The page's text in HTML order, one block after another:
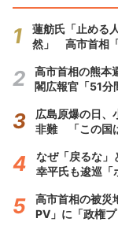
蓮舫氏「止める
然」 高市首相
高市首相の熊本
閣広報官「51分
広島原爆の日、
非難 「この国
なぜ「戻るな
幸平氏も逡巡「
高市首相の被
PV」に「政権